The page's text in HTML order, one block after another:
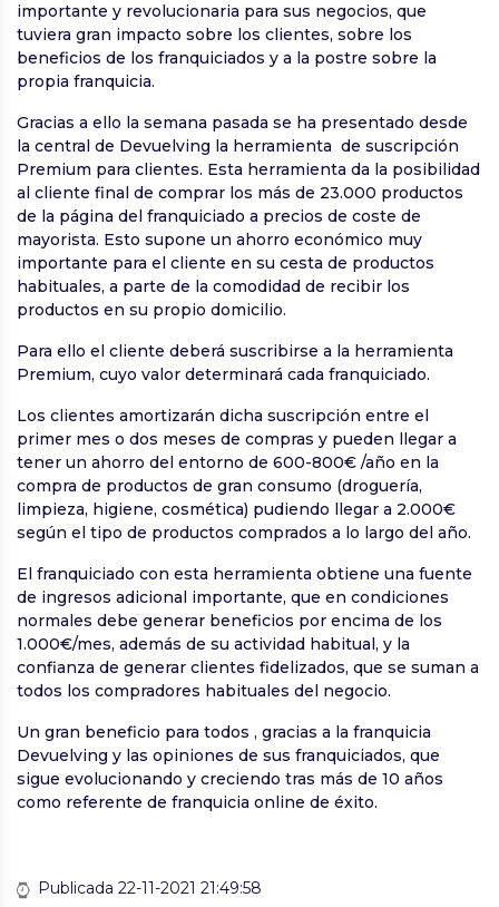
importante y revolucionaria para sus negocios, que
tuviera gran impacto sobre los clientes, sobre los
beneficios de los franquiciados y a la postre sobre la
propia franquicia.
Gracias a ello la semana pasada se ha presentado desde
la central de Devuelving la herramienta de suscripción
Premium para clientes. Esta herramienta da la posibilidad
al cliente final de comprar los más de 23.000 productos
de la página del franquiciado a precios de coste de
mayorista. Esto supone un ahorro económico muy
importante para el cliente en su cesta de productos
habituales, a parte de la comodidad de recibir los
productos en su propio domicilio.
Para ello el cliente deberá suscribirse a la herramienta
Premium, cuyo valor determinará cada franquiciado.
Los clientes amortizarán dicha suscripción entre el
primer mes o dos meses de compras y pueden llegar a
tener un ahorro del entorno de 600-800€ /año en la
compra de productos de gran consumo (droguería,
limpieza, higiene, cosmética) pudiendo llegar a 2.000€
según el tipo de productos comprados a lo largo del año.
El franquiciado con esta herramienta obtiene una fuente
de ingresos adicional importante, que en condiciones
normales debe generar beneficios por encima de los
1.000€/mes, además de su actividad habitual, y la
confianza de generar clientes fidelizados, que se suman a
todos los compradores habituales del negocio.
Un gran beneficio para todos , gracias a la franquicia
Devuelving y las opiniones de sus franquiciados, que
sigue evolucionando y creciendo tras más de 10 años
como referente de franquicia online de éxito.
Publicada 22-11-2021 21:49:58